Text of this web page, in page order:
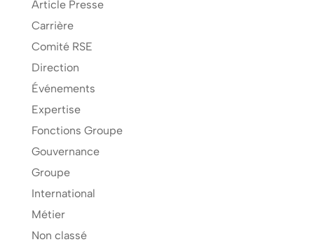
Article Presse
Carrière
Comité RSE
Direction
Événements
Expertise
Fonctions Groupe
Gouvernance
Groupe
International
Métier
Non classé